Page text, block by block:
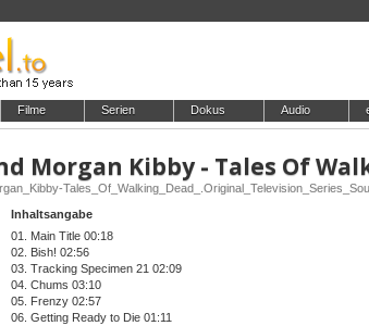
Filme Serien Dokus Audio
Inhaltsangabe
01. Main Title 00:18
02. Bish! 02:56
03. Tracking Specimen 21 02:09
04. Chums 03:10
05. Frenzy 02:57
06. Getting Ready to Die 01:11